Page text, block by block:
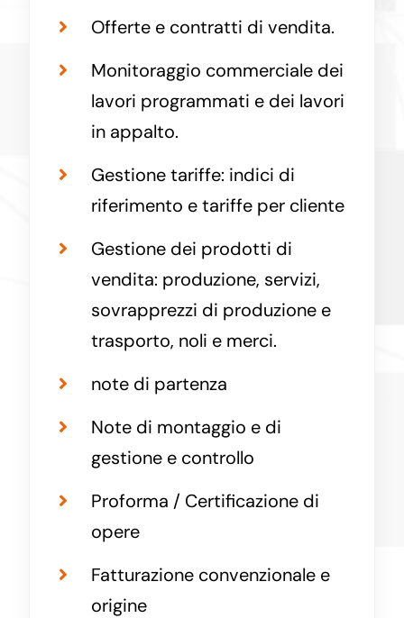
Offerte e contratti di vendita.
Monitoraggio commerciale dei
lavori programmati e dei lavori
in appalto.
Gestione tariffe: indici di
riferimento e tariffe per cliente
Gestione dei prodotti di
vendita: produzione, servizi,
sovrapprezzi di produzione e
trasporto, noli e merci.
note di partenza
Note di montaggio e di
gestione e controllo
Proforma / Certificazione di
opere
Fatturazione convenzionale e
origine